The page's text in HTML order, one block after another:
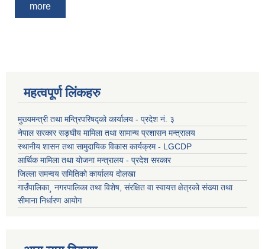
more
महत्वपूर्ण लिंकहरु
मुख्यमन्त्री तथा मन्त्रिपरिषद्को कार्यालय - प्रदेश नं. ३
नेपाल सरकार सङ्घीय मामिला तथा सामान्य प्रशासन मन्त्रालय
स्थानीय शासन तथा सामुदायिक विकास कार्यक्रम - LGCDP
आर्थिक मामिला तथा योजना मन्त्रालय - प्रदेश सरकार
जिल्ला समन्वय समितिको कार्यालय दोलखा
गाउँपालिका¸ नगरपालिका तथा विशेष, संरक्षित वा स्वायत्त क्षेत्रको संख्या तथा
सीमाना निर्धारण आयोग